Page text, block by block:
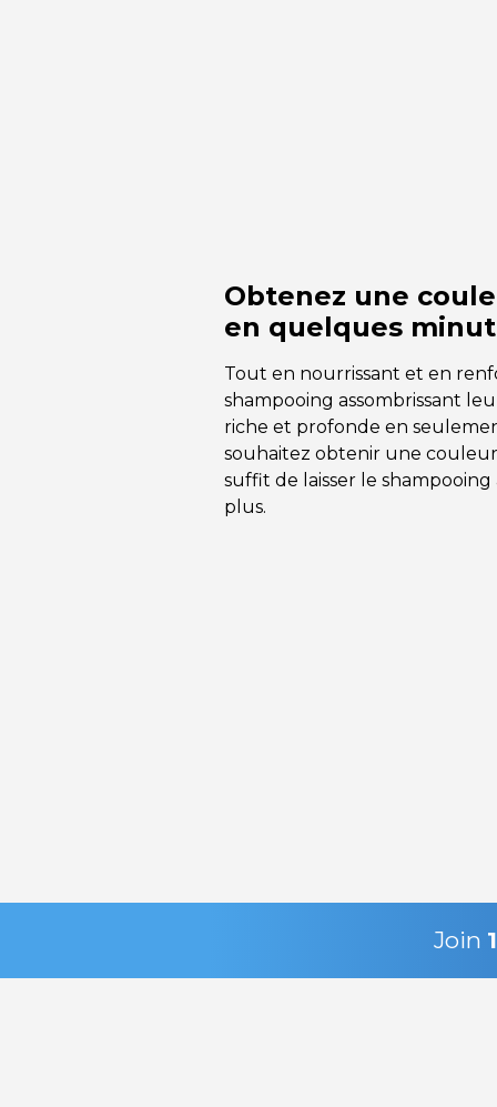
Obtenez une
en quelques
Tout en nourrissant et en
shampooing assombrissant
riche et profonde en
souhaitez obtenir une
suffit de laisser le
plus.
Join